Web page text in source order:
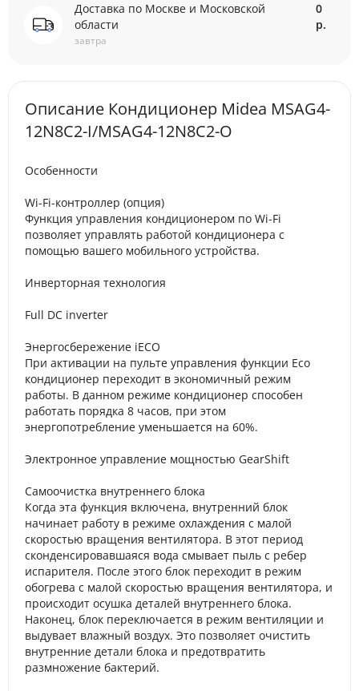
Доставка по Москве и Московской
области
завтра
0
р.
Описание Кондиционер Midea MSAG4-
12N8C2-I/MSAG4-12N8C2-O
Особенности
Wi-Fi-контроллер (опция)
Функция управления кондиционером по Wi-Fi
позволяет управлять работой кондиционера с
помощью вашего мобильного устройства.
Инверторная технология
Full DC inverter
Энергосбережение iЕСО
При активации на пульте управления функции Eco
кондиционер переходит в экономичный режим
работы. В данном режиме кондиционер способен
работать порядка 8 часов, при этом
энергопотребление уменьшается на 60%.
Электронное управление мощностью GearShift
Самоочистка внутреннего блока
Когда эта функция включена, внутренний блок
начинает работу в режиме охлаждения с малой
скоростью вращения вентилятора. В этот период
сконденсировавшаяся вода смывает пыль с ребер
испарителя. После этого блок переходит в режим
обогрева с малой скоростью вращения вентилятора, и
происходит осушка деталей внутреннего блока.
Наконец, блок переключается в режим вентиляции и
выдувает влажный воздух. Это позволяет очистить
внутренние детали блока и предотвратить
размножение бактерий.